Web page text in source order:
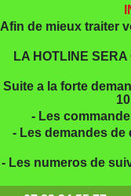
Afin de mieux traiter
LA HOTLINE
Suite a la forte
- Les
- Les demandes
- Les numeros de